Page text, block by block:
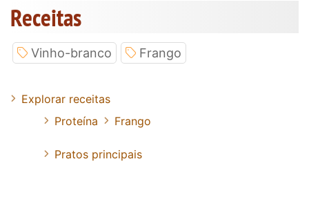
Receitas
Vinho-branco Frango
Explorar receitas
Proteína
Frango
Pratos principais